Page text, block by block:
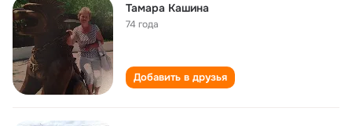
Тамара Кашина
74 года
Добавить в друзья